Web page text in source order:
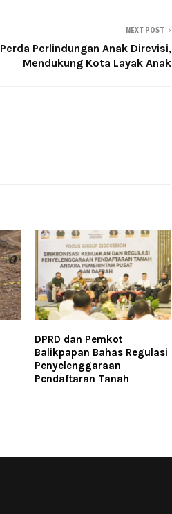
NEXT POST
Perda Perlindungan Anak Direvisi,
Mendukung Kota Layak Anak
DPRD dan Pemkot
Balikpapan Bahas Regulasi
Penyelenggaraan
Pendaftaran Tanah